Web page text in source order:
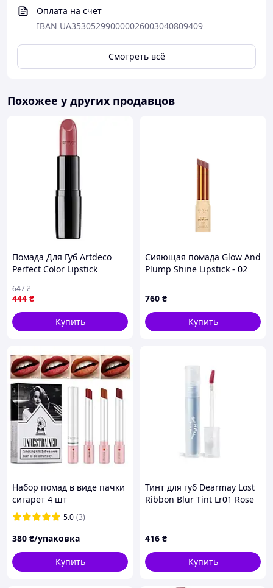
Оплата на счет
IBAN UA353052990000026003040809409
Смотреть всё
Похожее у других продавцов
Помада Для Губ Artdeco
Perfect Color Lipstick
444 ₴
647₴
Купить
Сияющая помада Glow And
Plump Shine Lipstick - 02
760 ₴
Купить
Набор помад в виде пачки
сигарет 4 шт
5.0 (3)
380 ₴/упаковка
Купить
Тинт для губ Dearmay Lost
Ribbon Blur Tint Lr01 Rose
416 ₴
Купить